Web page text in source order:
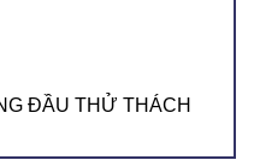
ĐẦU THỬ THÁCH